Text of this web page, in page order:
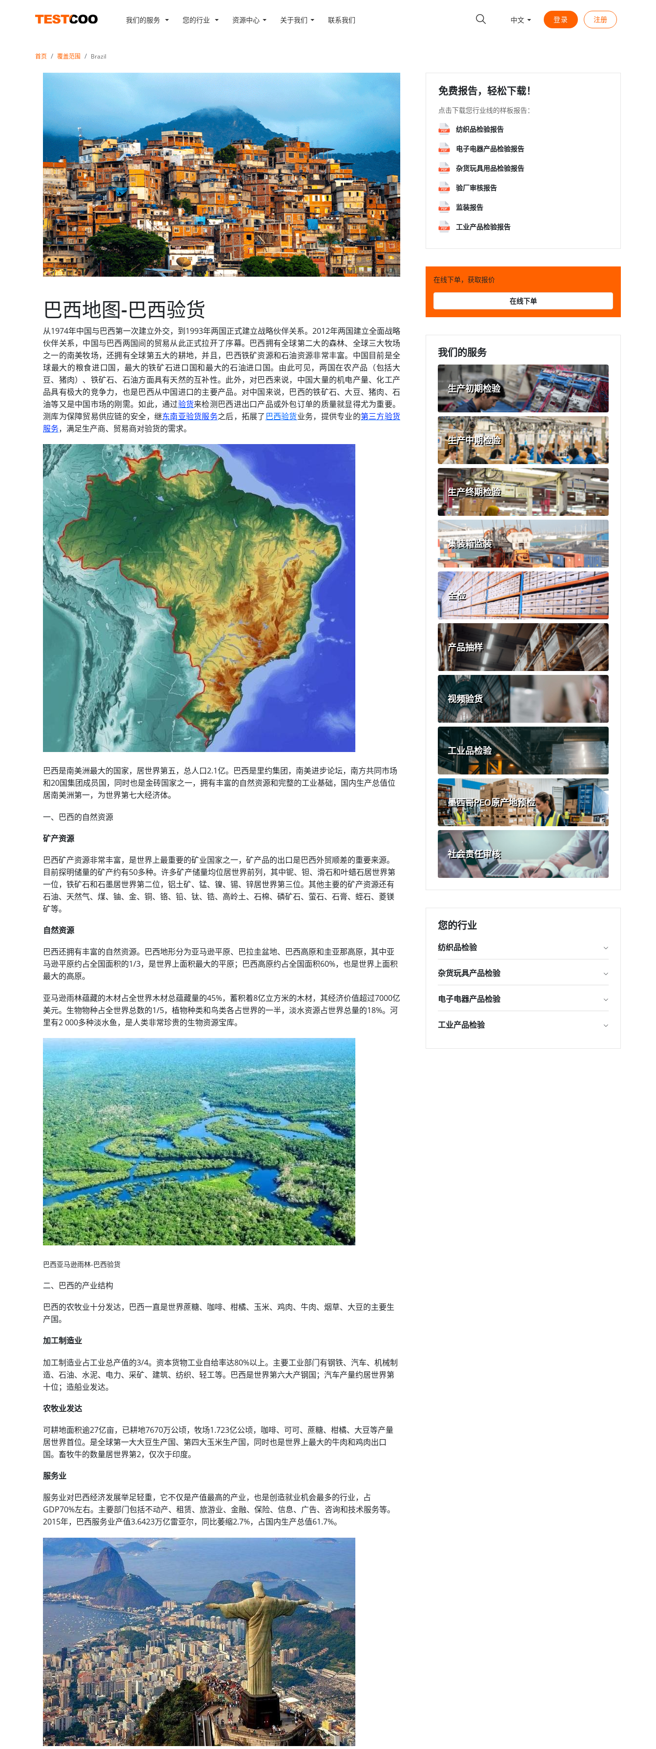
我们的服务 您的行业 资源中心 关于我们 联系我们 中文 登录 注册
首页 覆盖范围 Brazil
巴西地图-巴西验货
从1974年中国与巴西第一次建立外交，到1993年两国正式建立战略伙伴关系。2012年两国建立全面战略
伙伴关系，中国与巴西两国间的贸易从此正式拉开了序幕。巴西拥有全球第二大的森林、全球三大牧场
之一的南美牧场，还拥有全球第五大的耕地，并且，巴西铁矿资源和石油资源非常丰富。中国目前是全
球最大的粮食进口国，最大的铁矿石进口国和最大的石油进口国。由此可见，两国在农产品（包括大
豆、猪肉）、铁矿石、石油方面具有天然的互补性。此外，对巴西来说，中国大量的机电产量、化工产
品具有极大的竞争力，也是巴西从中国进口的主要产品。对中国来说，巴西的铁矿石、大豆、猪肉、石
油等又是中国市场的刚需。如此，通过验货来检测巴西进出口产品或外包订单的质量就显得尤为重要。
测库为保障贸易供应链的安全，继东南亚验货服务之后，拓展了 巴西验货业务，提供专业的第三方验货
服务，满足生产商、贸易商对验货的需求。
巴西是南美洲最大的国家，居世界第五，总人口2.1亿。巴西是里约集团，南美进步论坛，南方共同市场
和20国集团成员国，同时也是金砖国家之一，拥有丰富的自然资源和完整的工业基础，国内生产总值位
居南美洲第一，为世界第七大经济体。
一、巴西的自然资源
矿产资源
巴西矿产资源非常丰富，是世界上最重要的矿业国家之一，矿产品的出口是巴西外贸顺差的重要来源。
目前探明储量的矿产约有50多种。许多矿产储量均位居世界前列，其中铌、钽、滑石和叶蜡石居世界第
一位，铁矿石和石墨居世界第二位，铝土矿、锰、镍、锡、锌居世界第三位。其他主要的矿产资源还有
石油、天然气、煤、铀、金、铜、铬、铅、钛、锆、高岭土、石棉、磷矿石、萤石、石膏、蛭石、菱镁
矿等。
自然资源
巴西还拥有丰富的自然资源。巴西地形分为亚马逊平原、巴拉圭盆地、巴西高原和圭亚那高原，其中亚
马逊平原约占全国面积的1/3，是世界上面积最大的平原；巴西高原约占全国面积60%，也是世界上面积
最大的高原。
亚马逊雨林蕴藏的木材占全世界木材总蕴藏量的45%，蓄积着8亿立方米的木材，其经济价值超过7000亿
美元。生物物种占全世界总数的1/5，植物种类和鸟类各占世界的一半，淡水资源占世界总量的18%。河
里有2 000多种淡水鱼，是人类非常珍贵的生物资源宝库。
巴西亚马逊雨林-巴西验货
二、巴西的产业结构
巴西的农牧业十分发达，巴西一直是世界蔗糖、咖啡、柑橘、玉米、鸡肉、牛肉、烟草、大豆的主要生
产国。
加工制造业
加工制造业占工业总产值的3/4。资本货物工业自给率达80%以上。主要工业部门有钢铁、汽车、机械制
造、石油、水泥、电力、采矿、建筑、纺织、轻工等。巴西是世界第六大产钢国；汽车产量约居世界第
十位；造船业发达。
农牧业发达
可耕地面积逾27亿亩，已耕地7670万公顷，牧场1.723亿公顷，咖啡、可可、蔗糖、柑橘、大豆等产量
居世界首位。是全球第一大大豆生产国、第四大玉米生产国，同时也是世界上最大的牛肉和鸡肉出口
国。畜牧牛的数量居世界第2，仅次于印度。
服务业
服务业对巴西经济发展举足轻重，它不仅是产值最高的产业，也是创造就业机会最多的行业，占
GDP70%左右。主要部门包括不动产、租赁、旅游业、金融、保险、信息、广告、咨询和技术服务等。
2015年，巴西服务业产值3.6423万亿雷亚尔，同比萎缩2.7%，占国内生产总值61.7%。
免费报告，轻松下载！
点击下载您行业线的样板报告：
纺织品检验报告
电子电器产品检验报告
杂货玩具用品检验报告
验厂审核报告
监装报告
工业产品检验报告
在线下单，获取报价
在线下单
我们的服务
生产初期检验
生产中期检验
生产终期检验
集装箱监装
全检
产品抽样
视频验货
工业品检验
墨西哥PEO原产地预检
社会责任审核
您的行业
纺织品检验
杂货玩具产品检验
电子电器产品检验
工业产品检验